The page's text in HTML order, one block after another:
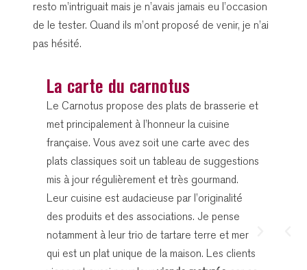
resto m’intriguait mais je n’avais jamais eu l’occasion
de le tester. Quand ils m’ont proposé de venir, je n’ai
pas hésité.
La carte du carnotus
Le Carnotus propose des plats de brasserie et
met principalement à l’honneur la cuisine
française. Vous avez soit une carte avec des
plats classiques soit un tableau de suggestions
mis à jour régulièrement et très gourmand.
Leur cuisine est audacieuse par l’originalité
des produits et des associations. Je pense
notamment à leur trio de tartare terre et mer
qui est un plat unique de la maison. Les clients